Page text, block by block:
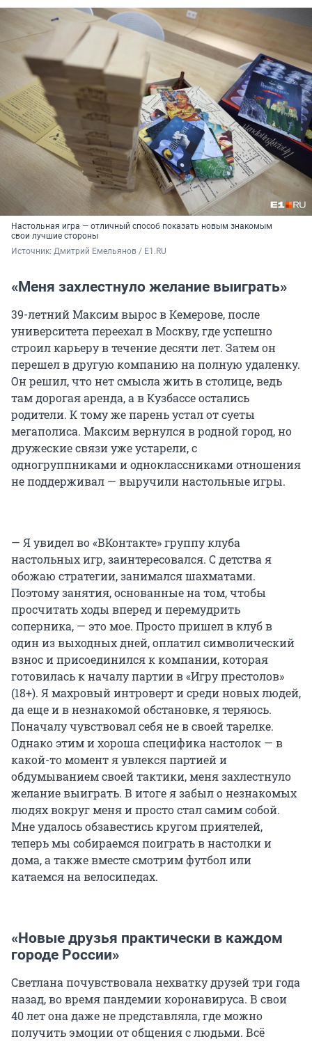
Настольная игра — отличный способ показать новым знакомым
свои лучшие стороны
Источник: Дмитрий Емельянов / E1.RU
«Меня захлестнуло желание выиграть»
39-летний Максим вырос в Кемерове, после
университета переехал в Москву, где успешно
строил карьеру в течение десяти лет. Затем он
перешел в другую компанию на полную удаленку.
Он решил, что нет смысла жить в столице, ведь
там дорогая аренда, а в Кузбассе остались
родители. К тому же парень устал от суеты
мегаполиса. Максим вернулся в родной город, но
дружеские связи уже устарели, с
одногруппниками и одноклассниками отношения
не поддерживал — выручили настольные игры.
— Я увидел во «ВКонтакте» группу клуба
настольных игр, заинтересовался. С детства я
обожаю стратегии, занимался шахматами.
Поэтому занятия, основанные на том, чтобы
просчитать ходы вперед и перемудрить
соперника, — это мое. Просто пришел в клуб в
один из выходных дней, оплатил символический
взнос и присоединился к компании, которая
готовилась к началу партии в «Игру престолов»
(18+). Я махровый интроверт и среди новых людей,
да еще и в незнакомой обстановке, я теряюсь.
Поначалу чувствовал себя не в своей тарелке.
Однако этим и хороша специфика настолок — в
какой-то момент я увлекся партией и
обдумыванием своей тактики, меня захлестнуло
желание выиграть. В итоге я забыл о незнакомых
людях вокруг меня и просто стал самим собой.
Мне удалось обзавестись кругом приятелей,
теперь мы собираемся поиграть в настолки и
дома, а также вместе смотрим футбол или
катаемся на велосипедах.
«Новые друзья практически в каждом
городе России»
Светлана почувствовала нехватку друзей три года
назад, во время пандемии коронавируса. В свои
40 лет она даже не представляла, где можно
получить эмоции от общения с людьми. Всё